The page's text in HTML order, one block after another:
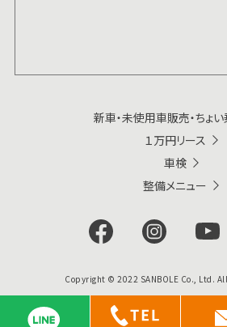
新車・未使用車販売・ちょ
１万円リース
車検
整備メニュー
Copyright © 2022 SANBOLE Co., Ltd.